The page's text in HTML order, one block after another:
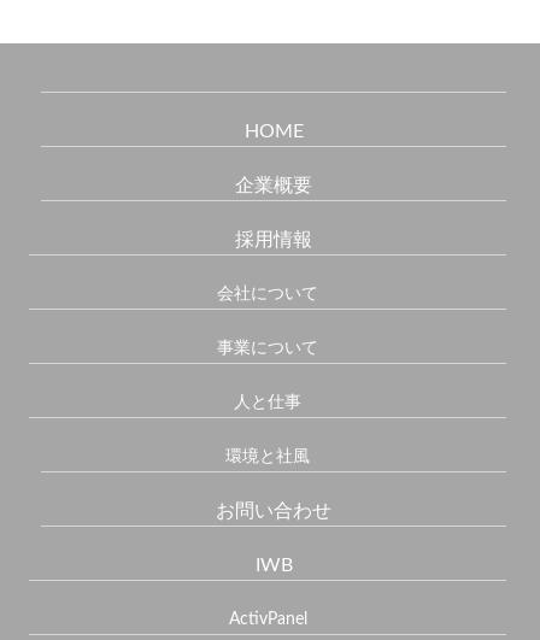
HOME
企業概要
採用情報
会社について
事業について
人と仕事
環境と社風
お問い合わせ
IWB
ActivPanel